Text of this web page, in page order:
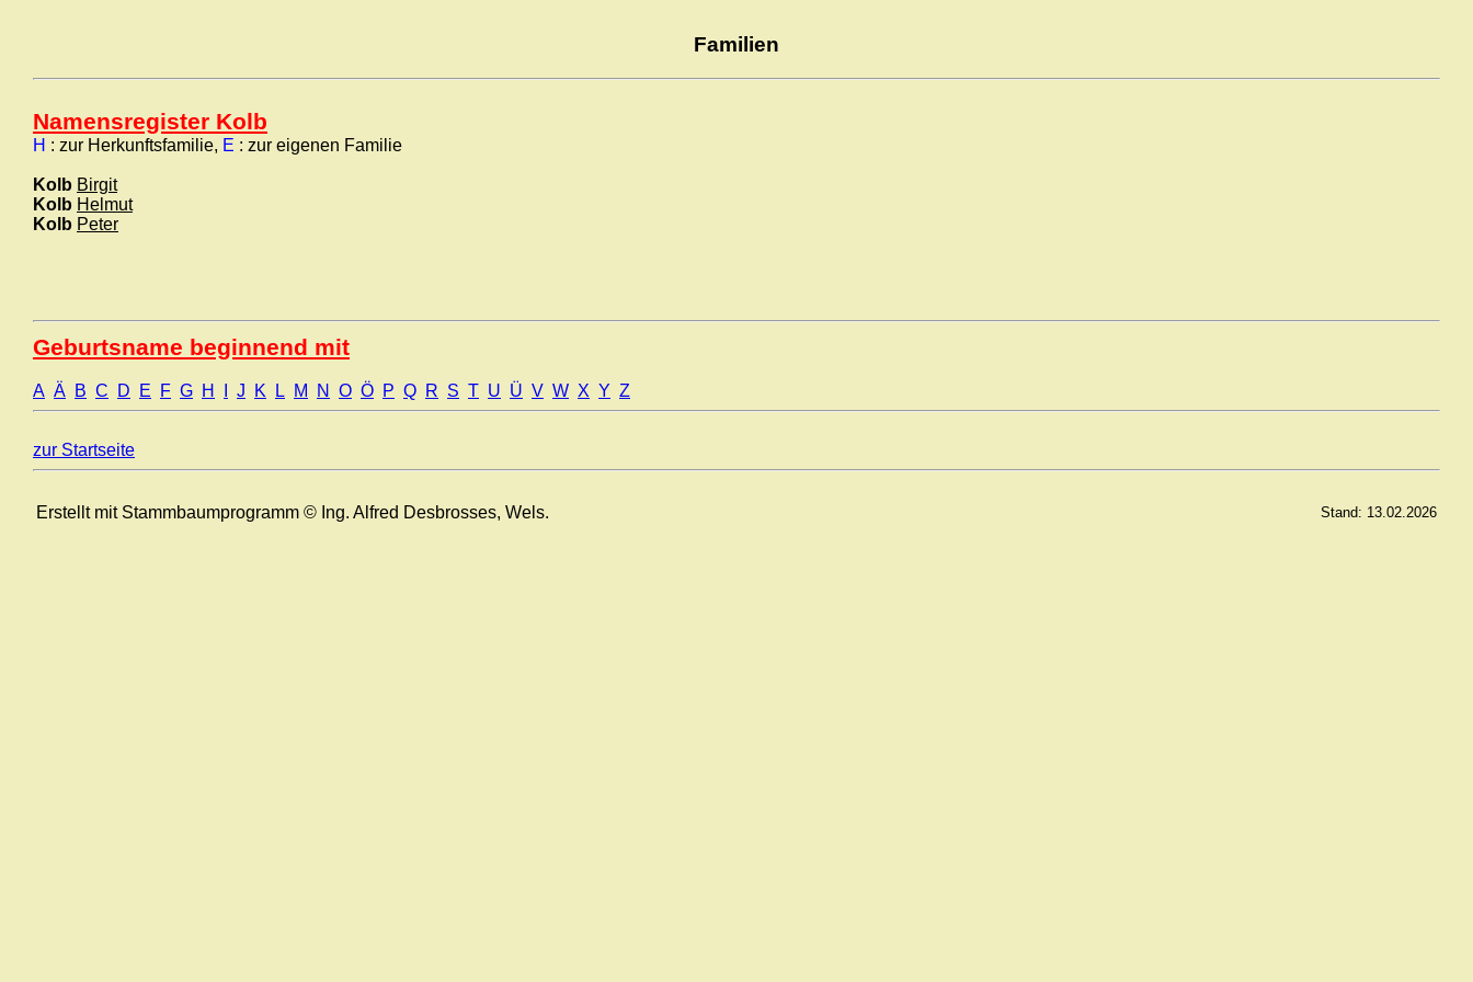
Familien
Namensregister Kolb
H : zur Herkunftsfamilie, E : zur eigenen Familie
Kolb Birgit
Kolb Helmut
Kolb Peter
Geburtsname beginnend mit
A Ä B C D E F G H J K L M N O Ö P Q R S T U Ü V W X Y Z
zur Startseite
Erstellt mit Stammbaumprogramm © Ing. Alfred Desbrosses, Wels. Stand: 13.02.2026